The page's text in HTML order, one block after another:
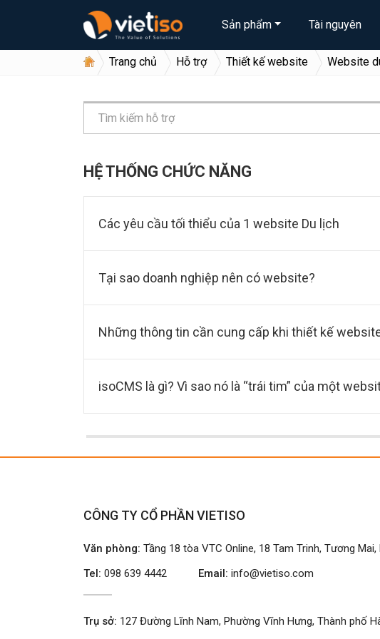
Sản phẩm Tài nguyên
Trang chủ Hỗ trợ Thiết kế website Website
HỆ THỐNG CHỨC NĂNG
Các yêu cầu tối thiểu của 1 website Du lịch
Tại sao doanh nghiệp nên có website?
Những thông tin cần cung cấp khi thiết kế
isoCMS là gì? Vì sao nó là “trái tim” của một
CÔNG TY CỔ PHẦN VIETISO
Văn phòng: Tầng 18 tòa VTC Online, 18 Tam Trinh, Tương
Tel: 098 639 4442 Email: info@vietiso.com
Trụ sở: 127 Đường Lĩnh Nam, Phường Vĩnh Hưng, Thành phố